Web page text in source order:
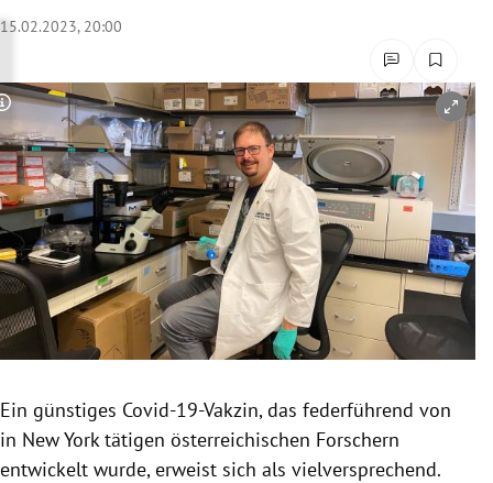
Untermenü
Untermenü
Untermenü
Untermenü
Untermenü
Untermenü
Untermenü
15.02.2023, 20:00
Copyright-Hinweis öffnen/schließen
Ein günstiges Covid-19-Vakzin, das federführend von
in New York tätigen österreichischen Forschern
entwickelt wurde, erweist sich als vielversprechend.